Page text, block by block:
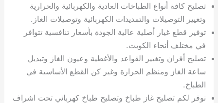
تصليح كافة أنواع الطباخات العادية والكهربائية والحرارية
وتغيير التوصيلات والتمديدات الكهربائية وتوصيلات الغاز.
توفير قطع غيار أصلية عالية الجودة بأسعار تنافسية تتوافر
في مختلف أنحاء الكويت.
تصليح أفران وتغيير القواعد والأغطية وعيون الغاز وتبديل
ساعة الغاز ومنظم الحرارة وغير كن القطع الأساسية في
الطباخ.
نوفر لكم تصليح غاز طباخ وتصليح طباخ كهربائي تحت اشراف